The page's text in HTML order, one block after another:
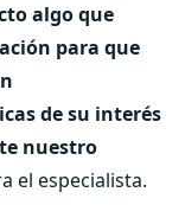
algo que
para que
de su interés
nuestro
el especialista.